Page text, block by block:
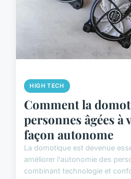
HIGH TECH
Comment la
personnes âgées à
façon autonome
La domotique est devenue
améliorer l'autonomie des
combinant technologie et